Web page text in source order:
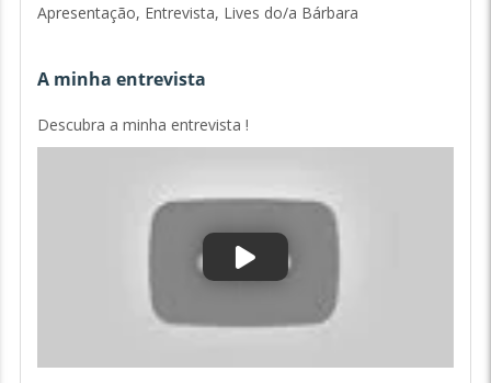
Apresentação, Entrevista, Lives do/a Bárbara
A minha entrevista
Descubra a minha entrevista !